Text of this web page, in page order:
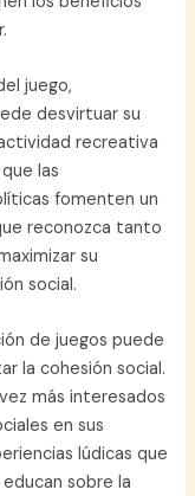
juego,
desvirtuar su
recreativa
las
fomenten un
reconozca tanto
su
social.
de juegos puede
la cohesión social.
más interesados
en sus
lúdicas que
sobre la